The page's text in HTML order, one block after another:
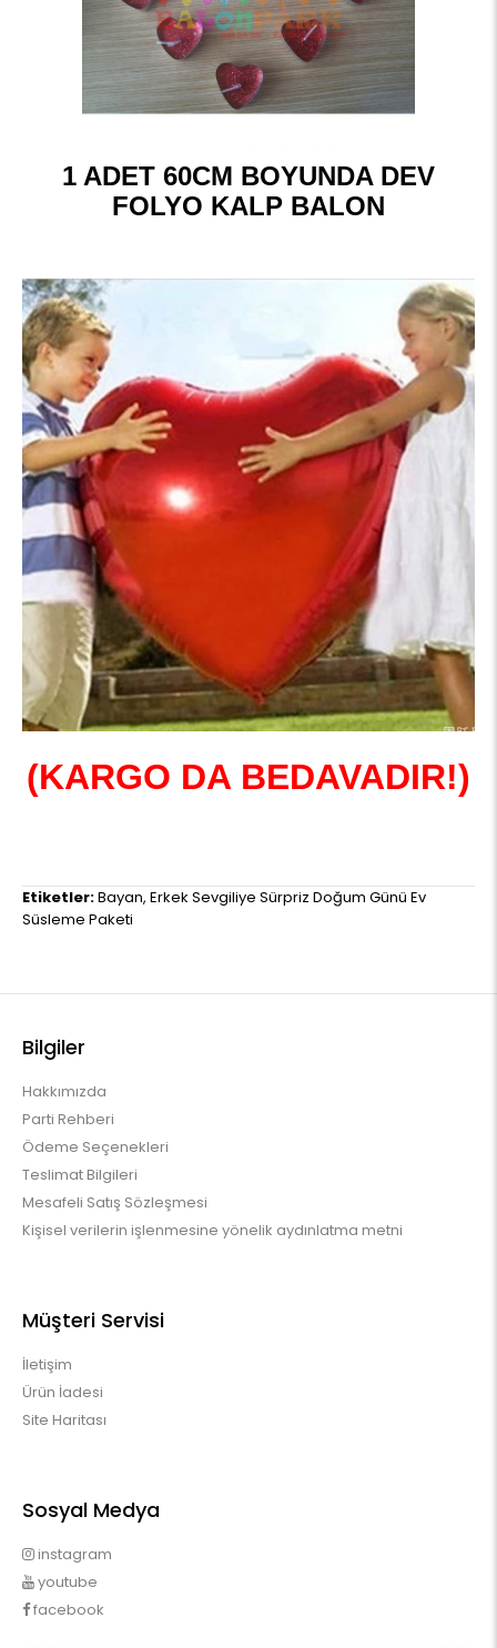
1 ADET 60CM BOYUNDA DEV
FOLYO KALP BALON
(KARGO DA BEDAVADIR!)
Etiketler:Bayan, Erkek Sevgiliye Sürpriz Doğum Günü Ev
Süsleme Paketi
Bilgiler
Hakkımızda
Parti Rehberi
Ödeme Seçenekleri
Teslimat Bilgileri
Mesafeli Satış Sözleşmesi
Kişisel verilerin işlenmesine yönelik aydınlatma metni
Müşteri Servisi
İletişim
Ürün İadesi
Site Haritası
Sosyal Medya
instagram
youtube
facebook